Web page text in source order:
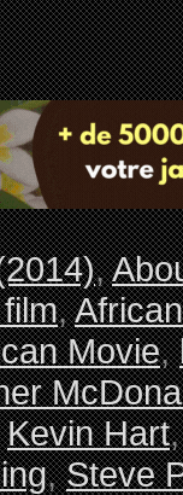
,
,
Movie,
Kevin Hart
,Steve